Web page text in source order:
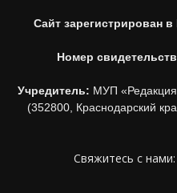
Сайт зарегистрирован
Номер
Учредитель: МУП «Редакция
(352800, Краснодарский
Свяжитесь с нами: